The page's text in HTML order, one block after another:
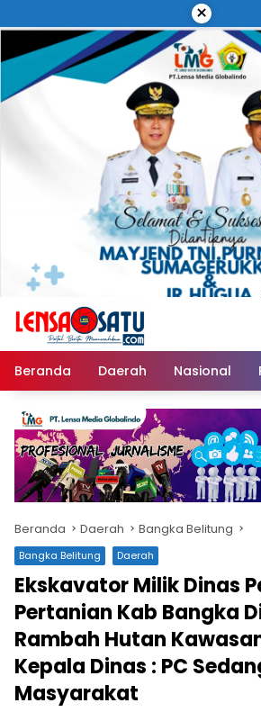
ke
konten
×
Beranda Daerah Nasional
Beranda Daerah Bangka Belitung
Bangka Belitung Daerah
Ekskavator Milik Dinas
Pertanian Kab Bangka
Rambah Hutan
Kepala Dinas : PC
Masyarakat